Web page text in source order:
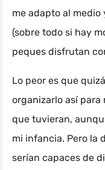
me adapto al
(sobre todo si hay
peques disfrutan
Lo peor es que
organizarlo así para
que tuvieran,
mi infancia. Pero la
serían capaces de